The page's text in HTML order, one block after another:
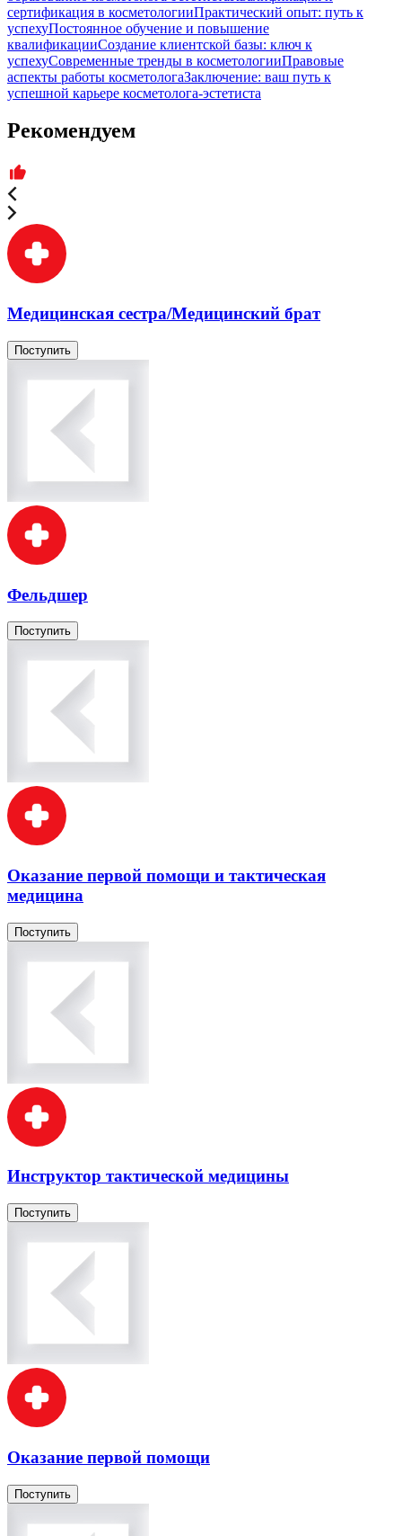
сертификация в косметологииПрактический опыт: путь к
успехуПостоянное обучение и повышение
квалификацииСоздание клиентской базы: ключ к
успехуСовременные тренды в косметологииПравовые
аспекты работы косметологаЗаключение: ваш путь к
успешной карьере косметолога-эстетиста
Рекомендуем
Медицинская сестра/Медицинский брат
Поступить
Фельдшер
Поступить
Оказание первой помощи и тактическая
медицина
Поступить
Инструктор тактической медицины
Поступить
Оказание первой помощи
Поступить